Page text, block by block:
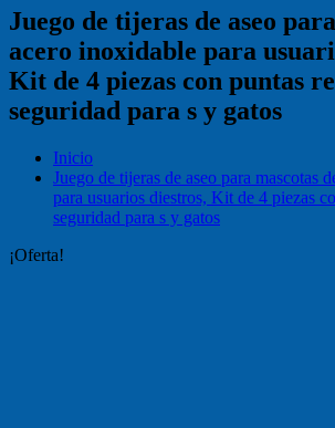
Juego de tijeras de aseo
acero inoxidable para
Kit de 4 piezas con puntas
seguridad para s y gatos
Inicio
Juego de tijeras de aseo para mascotas
para usuarios diestros, Kit de 4 piezas
seguridad para s y gatos
¡Oferta!